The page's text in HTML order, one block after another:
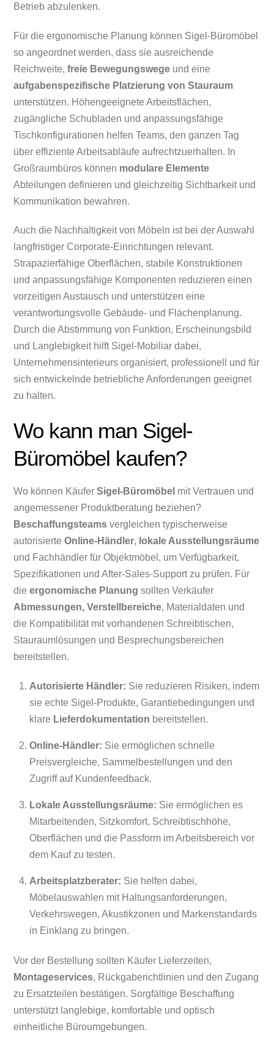
Betrieb abzulenken.
Für die ergonomische Planung können Sigel-Büromöbel
so angeordnet werden, dass sie ausreichende
Reichweite,freie Bewegungswege und eine
aufgabenspezifische Platzierung von Stauraum
unterstützen. Höhengeeignete Arbeitsflächen,
zugängliche Schubladen und anpassungsfähige
Tischkonfigurationen helfen Teams, den ganzen Tag
über effiziente Arbeitsabläufe aufrechtzuerhalten. In
Großraumbüros können modulare Elemente
Abteilungen definieren und gleichzeitig Sichtbarkeit und
Kommunikation bewahren.
Auch die Nachhaltigkeit von Möbeln ist bei der Auswahl
langfristiger Corporate-Einrichtungen relevant.
Strapazierfähige Oberflächen, stabile Konstruktionen
und anpassungsfähige Komponenten reduzieren einen
vorzeitigen Austausch und unterstützen eine
verantwortungsvolle Gebäude- und Flächenplanung.
Durch die Abstimmung von Funktion, Erscheinungsbild
und Langlebigkeit hilft Sigel-Mobiliar dabei,
Unternehmensinterieurs organisiert, professionell und für
sich entwickelnde betriebliche Anforderungen geeignet
zu halten.
Wo kann man Sigel-
Büromöbel kaufen?
Wo können KäuferSigel-Büromöbel mit Vertrauen und
angemessener Produktberatung beziehen?
Beschaffungsteams vergleichen typischerweise
autorisierteOnline-Händler, lokale Ausstellungsräume
und Fachhändler für Objektmöbel, um Verfügbarkeit,
Spezifikationen und After-Sales-Support zu prüfen. Für
dieergonomische Planung sollten Verkäufer
Abmessungen, Verstellbereiche, Materialdaten und
die Kompatibilität mit vorhandenen Schreibtischen,
Stauraumlösungen und Besprechungsbereichen
bereitstellen.
Autorisierte Händler: Sie reduzieren Risiken, indem
sie echte Sigel-Produkte, Garantiebedingungen und
klare Lieferdokumentation bereitstellen.
Online-Händler: Sie ermöglichen schnelle
Preisvergleiche, Sammelbestellungen und den
Zugriff auf Kundenfeedback.
Lokale Ausstellungsräume: Sie ermöglichen es
Mitarbeitenden, Sitzkomfort, Schreibtischhöhe,
Oberflächen und die Passform im Arbeitsbereich vor
dem Kauf zu testen.
Arbeitsplatzberater: Sie helfen dabei,
Möbelauswahlen mit Haltungsanforderungen,
Verkehrswegen, Akustikzonen und Markenstandards
in Einklang zu bringen.
Vor der Bestellung sollten Käufer Lieferzeiten,
Montageservices, Rückgaberichtlinien und den Zugang
zu Ersatzteilen bestätigen. Sorgfältige Beschaffung
unterstützt langlebige, komfortable und optisch
einheitliche Büroumgebungen.